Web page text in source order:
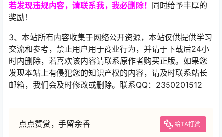
若发现违规内容，请联系我， 我必删除！ 同时给予丰厚的
奖励！
3、本站所有内容收集于网络公开资源，本站仅供提供学习
交流和参考，禁止用户用于商业行为，并请于下载后24小
时内删除，若喜欢该内容请联系原作者购买正版。如果您
发现本站上有侵犯您的知识产权的内容，请及时联系站长
邮箱，我们会及时修改或删除。联系QQ：2350201512
点点赞赏，手留余香 给TA打赏